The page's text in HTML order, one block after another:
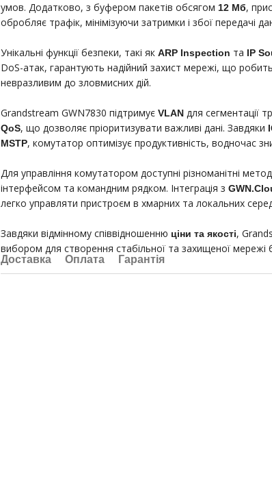
умов. Додатково, з буфером пакетів обсягом 12 Мб,
обробляє трафік, мінімізуючи затримки і збої передачі
Унікальні функції безпеки, такі як ARP Inspection та IP
DoS-атак, гарантують надійний захист мережі, що
невразливим до зловмисних дій.
Grandstream GWN7830 підтримує VLAN для сегментації
QoS, що дозволяє пріоритизувати важливі дані. Завдяки
MSTP, комутатор оптимізує продуктивність, водночас
Для управління комутатором доступні різноманітні
інтерфейсом та командним рядком. Інтеграція з
легко управляти пристроєм в хмарних та локальних
Завдяки відмінному співвідношенню ціни та якості,
вибором для створення стабільної та захищеної мережі
Доставка Оплата Гарантія